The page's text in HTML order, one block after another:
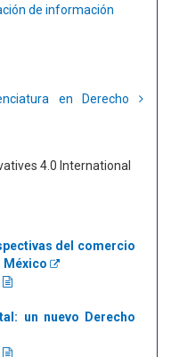
de información
en Derecho
4.0 International
del comercio
México
un nuevo Derecho